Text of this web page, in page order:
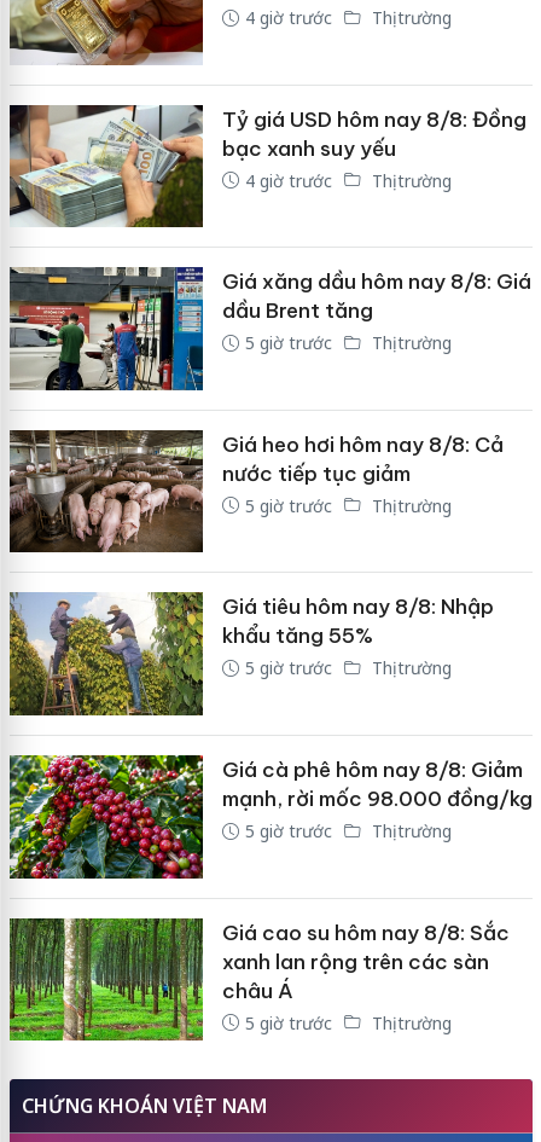
4 giờ trước Thị trường
Tỷ giá USD hôm nay 8/8: Đồng
bạc xanh suy yếu
4 giờ trước Thị trường
Giá xăng dầu hôm nay 8/8: Giá
dầu Brent tăng
5 giờ trước Thị trường
Giá heo hơi hôm nay 8/8: Cả
nước tiếp tục giảm
5 giờ trước Thị trường
Giá tiêu hôm nay 8/8: Nhập
khẩu tăng 55%
5 giờ trước Thị trường
Giá cà phê hôm nay 8/8: Giảm
mạnh, rời mốc 98.000 đồng/kg
5 giờ trước Thị trường
Giá cao su hôm nay 8/8: Sắc
xanh lan rộng trên các sàn
châu Á
5 giờ trước Thị trường
CHỨNG KHOÁN VIỆT NAM